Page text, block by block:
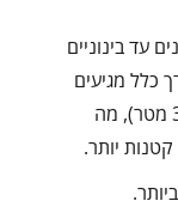
עד בינוניים
כלל מגיעים
לגבהים הנעים בין 6 ל-12 רגל (1.8 עד 3.6 מטר), מה
יותר.